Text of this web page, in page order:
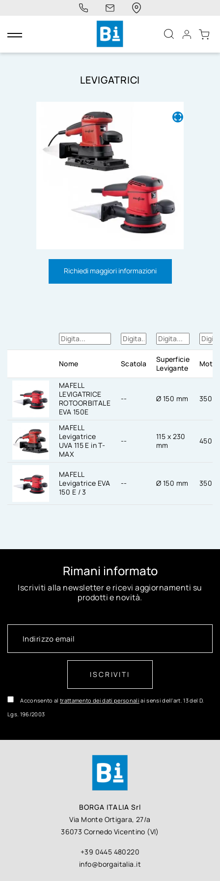
navigazione
Richiedi maggiori informazioni
LEVIGATRICI
Nome Scatola
Superficie
Levigante
MAFELL
LEVIGATRICE
ROTOORBITALE
EVA 150E
-- Ø 150 mm 350
MAFELL
Levigatrice
UVA 115 E in T-
MAX
--
115 x 230
mm
450
MAFELL
Levigatrice EVA
150 E / 3
-- Ø 150 mm 350
Rimani informato
Iscriviti alla newsletter e ricevi aggiornamenti su
prodotti e novità.
ISCRIVITI
Acconsento al trattamento dei dati personali ai sensi dell'art. 13 del D.
Lgs. 196/2003
BORGA ITALIA Srl
Via Monte Ortigara, 27/a
36073 Cornedo Vicentino (VI)
+39 0445 480220
info@borgaitalia.it